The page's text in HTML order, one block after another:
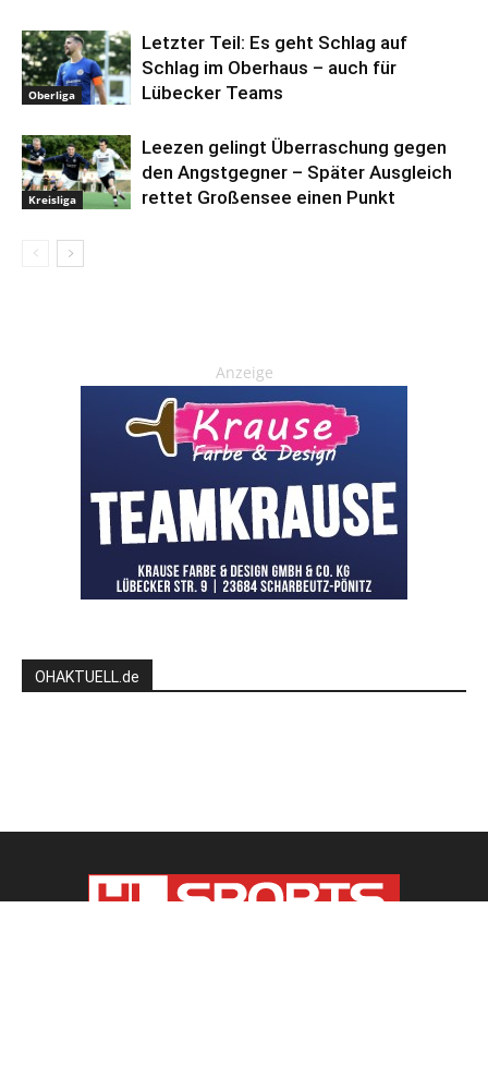
Oberliga
Letzter Teil: Es geht Schlag auf
Schlag im Oberhaus – auch für
Lübecker Teams
Kreisliga
Leezen gelingt Überraschung gegen
den Angstgegner – Später Ausgleich
rettet Großensee einen Punkt
Anzeige
OHAKTUELL.de